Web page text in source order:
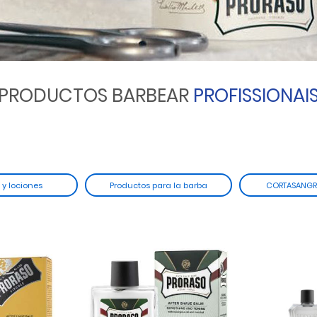
PRODUCTOS BARBEAR
lociones Productos para la barba